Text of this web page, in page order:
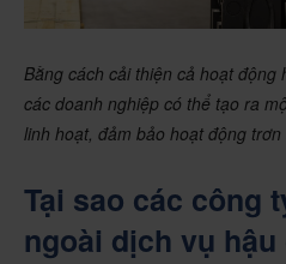
Bằng cách cải thiện cả hoạt động
các doanh nghiệp có thể tạo ra
linh hoạt, đảm bảo hoạt động
Tại sao các công
ngoài dịch vụ hậu